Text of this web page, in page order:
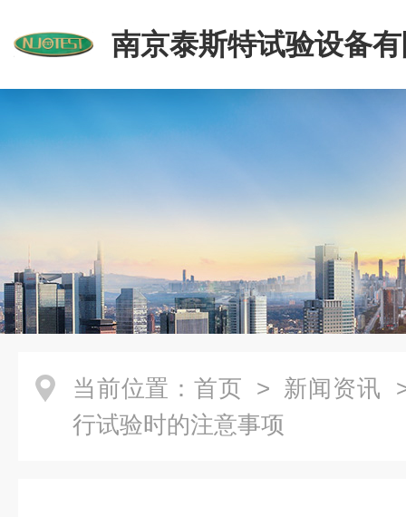
南京泰斯特试验设备
当前位置： 首页 > 新闻资讯
行试验时的注意事项